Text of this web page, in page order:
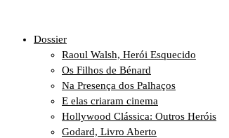
Dossier
Raoul Walsh, Herói Esquecido
Os Filhos de Bénard
Na Presença dos Palhaços
E elas criaram cinema
Hollywood Clássica: Outros Heróis
Godard, Livro Aberto